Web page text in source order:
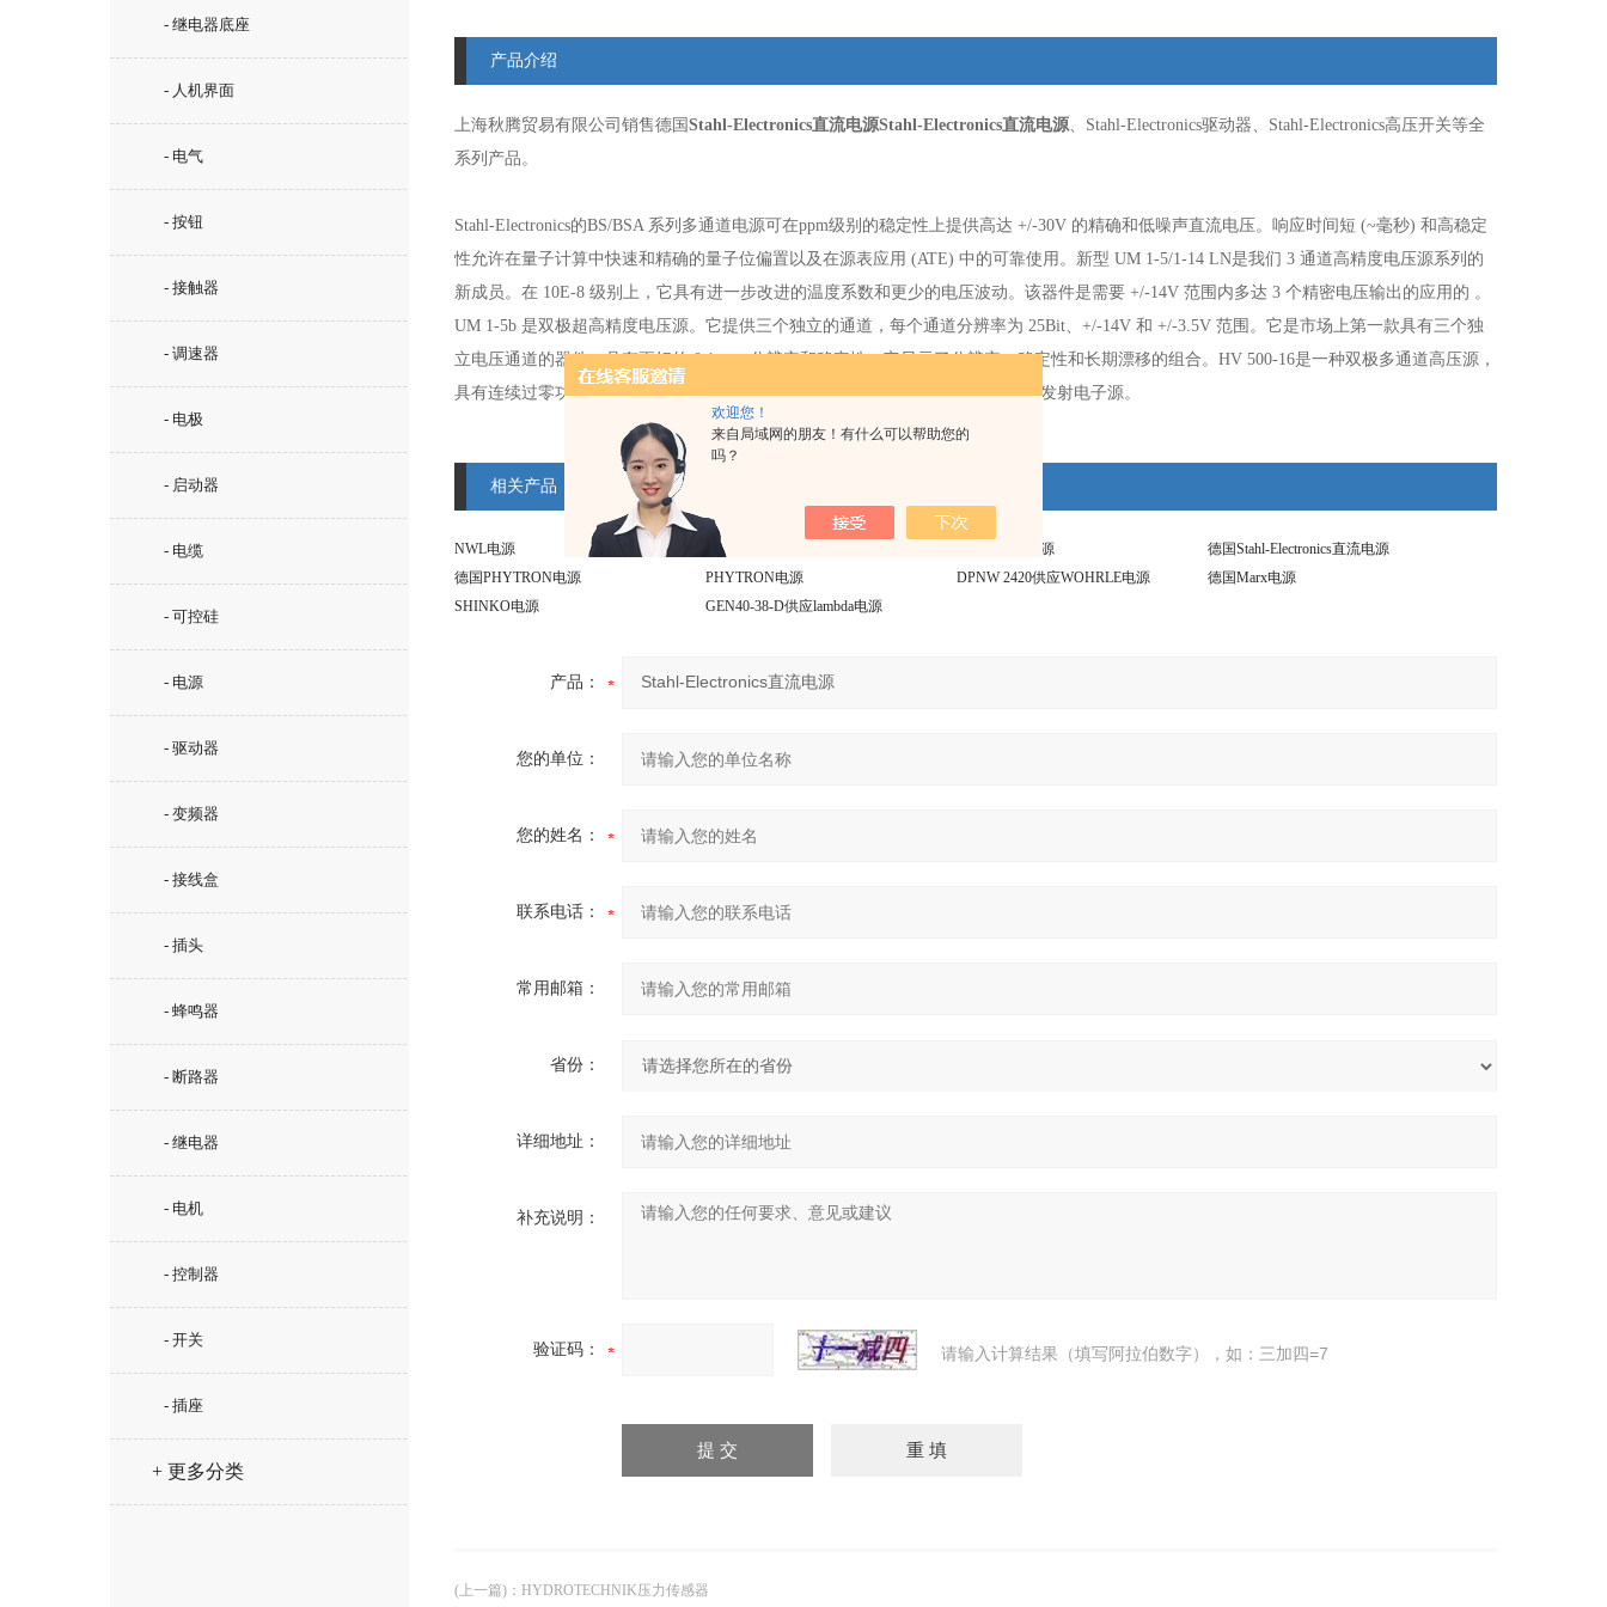
欢迎您！
来自局域网的朋友！有什么可以帮助您的
吗？
- 继电器底座
- 人机界面
- 电气
- 按钮
- 接触器
- 调速器
- 电极
- 启动器
- 电缆
- 可控硅
- 电源
- 驱动器
- 变频器
- 接线盒
- 插头
- 蜂鸣器
- 断路器
- 继电器
- 电机
- 控制器
- 开关
- 插座
+ 更多分类
产品介绍
上海秋腾贸易有限公司销售德国 Stahl-Electronics直流电源Stahl-Electronics直流电源、Stahl-Electronics驱动器、Stahl-Electronics高压开关等全
系列产品。
Stahl-Electronics的BS/BSA 系列多通道电源可在ppm级别的稳定性上提供高达 +/-30V 的精确和低噪声直流电压。响应时间短 (~毫秒) 和高稳定
性允许在量子计算中快速和精确的量子位偏置以及在源表应用 (ATE) 中的可靠使用。新型 UM 1-5/1-14 LN是我们 3 通道高精度电压源系列的
新成员。在 10E-8 级别上，它具有进一步改进的温度系数和更少的电压波动。该器件是需要 +/-14V 范围内多达 3 个精密电压输出的应用的 。
UM 1-5b 是双极超高精度电压源。它提供三个独立的通道，每个通道分辨率为 25Bit、+/-14V 和 +/-3.5V 范围。它是市场上第一款具有三个独
立电压通道的器件，具有更好的 0.1ppm 分辨率和稳定性。它显示了分辨率、稳定性和长期漂移的组合。HV 500-16是一种双极多通道高压源，
具有连续过零功能，专为离子光学和光束线而设计。 HV-FEP 器件特别适用于场发射电子源。
相关产品
NWL电源 HEINEMANN电源 LEGRAND电源
德国Stahl-Electronics直流电源
德国PHYTRON电源
PHYTRON电源 DPNW 2420供应WOHRLE电源
德国Marx电源
SHINKO电源
GEN40-38-D供应lambda电源
产品：
您的单位：
您的姓名：
联系电话：
常用邮箱：
省份：
详细地址：
补充说明：
验证码： 请输入计算结果（填写阿拉伯数字），如：三加四=7
(上一篇) ： HYDROTECHNIK压力传感器